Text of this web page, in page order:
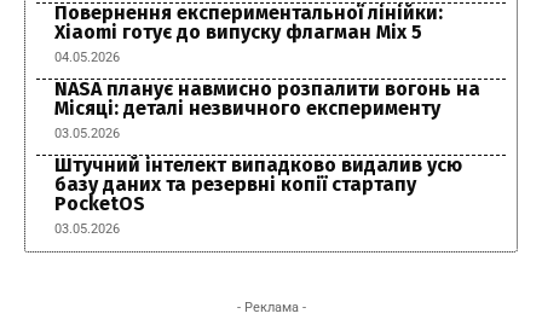
Повернення експериментальної лінійки:
Xiaomi готує до випуску флагман Mix 5
04.05.2026
NASA планує навмисно розпалити вогонь на
Місяці: деталі незвичного експерименту
03.05.2026
Штучний інтелект випадково видалив усю
базу даних та резервні копії стартапу
PocketOS
03.05.2026
- Реклама -